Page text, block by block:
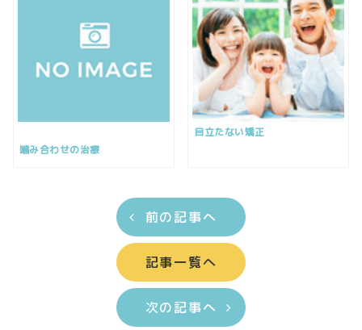
噛み合わせの治療
目立たない矯正
前の記事へ
記事一覧へ
次の記事へ